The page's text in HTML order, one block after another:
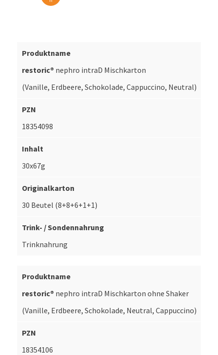
restoric® nephro intraD Mischkarton
(Vanille, Erdbeere, Schokolade, Cappuccino, Neutral)
18354098
30x67g
30 Beutel (8+8+6+1+1)
Trinknahrung
restoric® nephro intraD Mischkarton ohne Shaker
(Vanille, Erdbeere, Schokolade, Neutral, Cappuccino)
18354106